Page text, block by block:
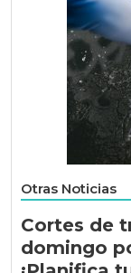
Otras Noticias
Cortes de
domingo